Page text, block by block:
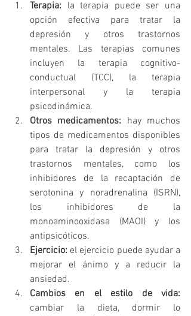
Terapia: la terapia puede ser una
opción efectiva para tratar la
depresión y otros trastornos
mentales. Las terapias comunes
incluyen la terapia cognitivo-
conductual (TCC), la terapia
interpersonal y la terapia
psicodinámica.
Otros medicamentos: hay muchos
tipos de medicamentos disponibles
para tratar la depresión y otros
trastornos mentales, como los
inhibidores de la recaptación de
serotonina y noradrenalina (ISRN),
los inhibidores de la
monoaminooxidasa (MAOI) y los
antipsicóticos.
Ejercicio: el ejercicio puede ayudar a
mejorar el ánimo y a reducir la
ansiedad.
Cambios en el estilo de vida:
cambiar la dieta, dormir lo